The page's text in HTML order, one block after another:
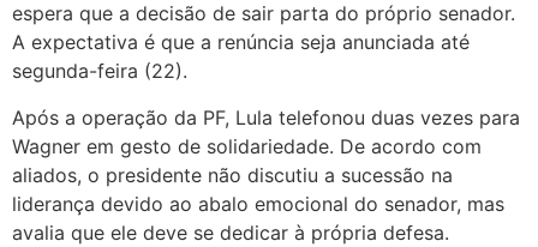
espera que a decisão de sair parta do próprio senador.
A expectativa é que a renúncia seja anunciada até
segunda-feira (22).
Após a operação da PF, Lula telefonou duas vezes para
Wagner em gesto de solidariedade. De acordo com
aliados, o presidente não discutiu a sucessão na
liderança devido ao abalo emocional do senador, mas
avalia que ele deve se dedicar à própria defesa.